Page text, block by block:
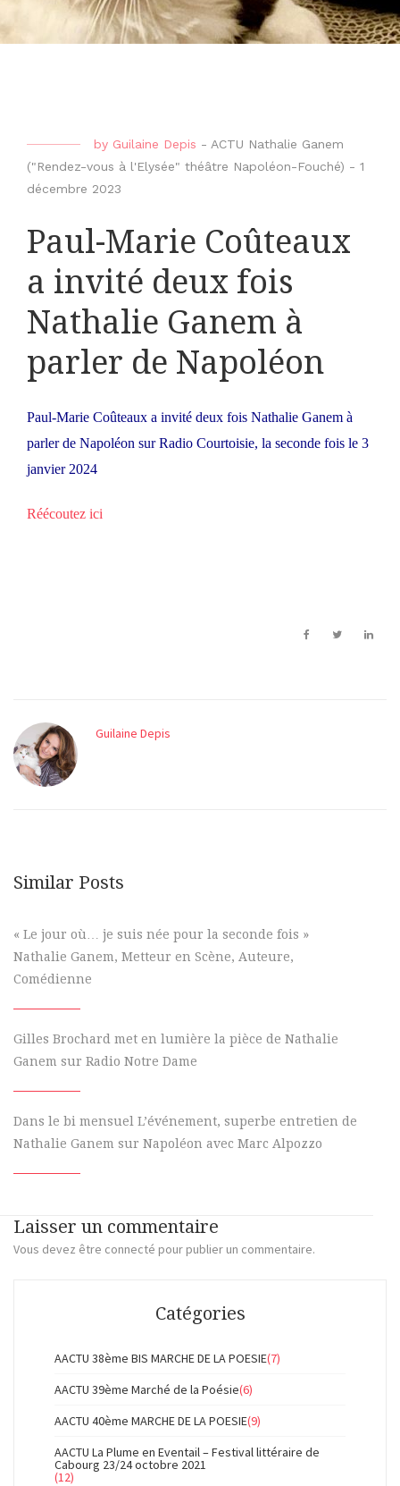
by Guilaine Depis - ACTU Nathalie Ganem
("Rendez-vous à l'Elysée" théâtre Napoléon-Fouché) - 1
décembre 2023
Paul-Marie Coûteaux
a invité deux fois
Nathalie Ganem à
parler de Napoléon
Paul-Marie Coûteaux a invité deux fois Nathalie Ganem à
parler de Napoléon sur Radio Courtoisie, la seconde fois le 3
janvier 2024
Réécoutez ici
Guilaine Depis
Similar Posts
« Le jour où… je suis née pour la seconde fois »
Nathalie Ganem, Metteur en Scène, Auteure,
Comédienne
Gilles Brochard met en lumière la pièce de Nathalie
Ganem sur Radio Notre Dame
Dans le bi mensuel L’événement, superbe entretien de
Nathalie Ganem sur Napoléon avec Marc Alpozzo
Laisser un commentaire
Vous devez être connecté pour publier un commentaire.
Catégories
AACTU 38ème BIS MARCHE DE LA POESIE(7)
AACTU 39ème Marché de la Poésie(6)
AACTU 40ème MARCHE DE LA POESIE(9)
AACTU La Plume en Eventail – Festival littéraire de
Cabourg 23/24 octobre 2021
(12)